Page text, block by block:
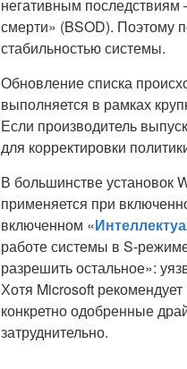
негативным
смерти» (BSOD). Поэтому
стабильностью системы.
Обновление списка
выполняется в рамках
Если производитель
для корректировки
В большинстве установок
применяется при
включенном «
работе системы в S-
разрешить остальное»:
Хотя Microsoft
конкретно одобренные
затруднительно.